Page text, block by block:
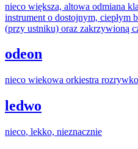
nieco większa, altowa odmiana
instrument o dostojnym, ciepłym
(przy ustniku) oraz zakrzywioną
odeon
nieco wiekowa orkiestra
ledwo
nieco, lekko, nieznacznie